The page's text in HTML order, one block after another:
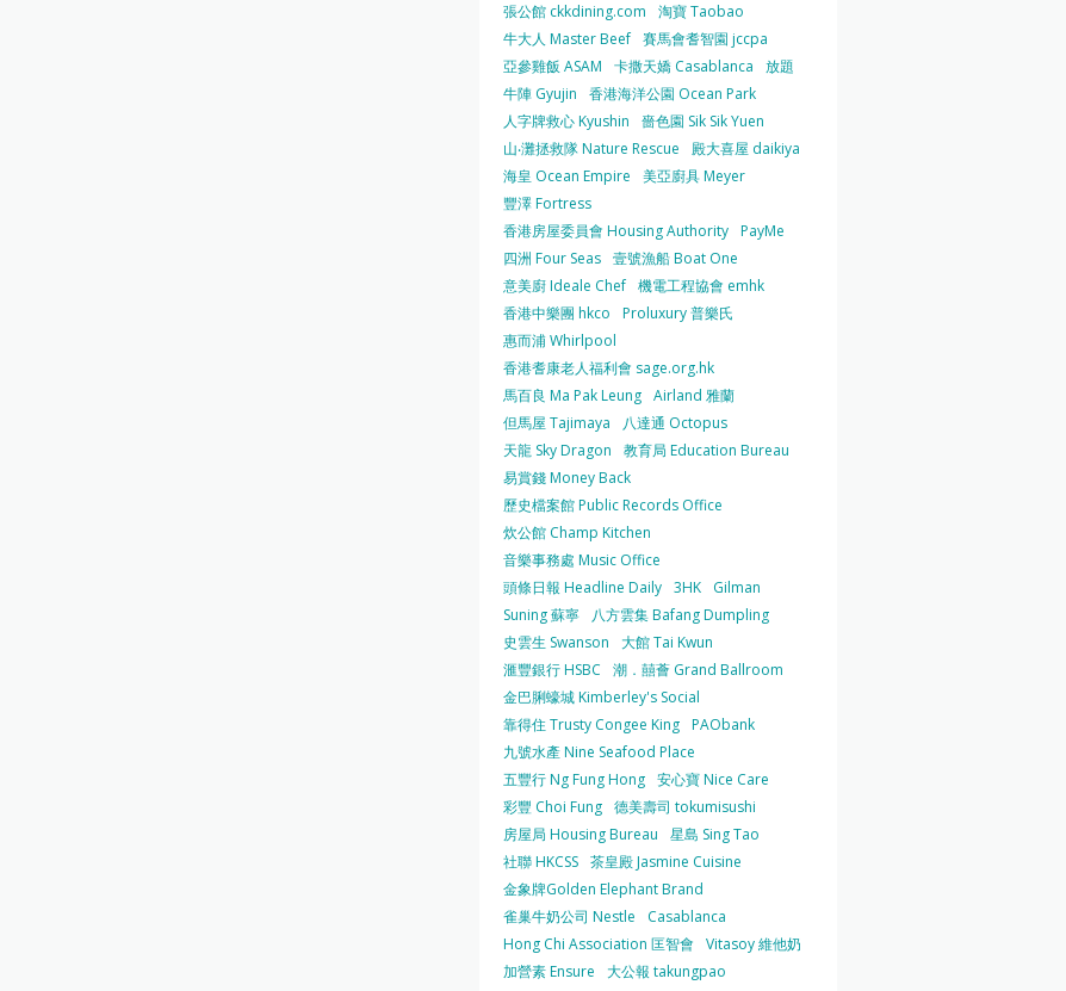
張公館 ckkdining.com
淘寶 Taobao
牛大人 Master Beef 賽馬會耆智園 jccpa
亞參雞飯 ASAM
卡撒天嬌 Casablanca
放題
牛陣 Gyujin
香港海洋公園 Ocean Park
人字牌救心 Kyushin
嗇色園 Sik Sik Yuen
山‧灘拯救隊 Nature Rescue
殿大喜屋 daikiya
海皇 Ocean Empire
美亞廚具 Meyer
豐澤 Fortress
香港房屋委員會 Housing Authority PayMe
四洲 Four Seas 壹號漁船 Boat One
意美廚 Ideale Chef 機電工程協會 emhk
香港中樂團 hkco
Proluxury 普樂氏
惠而浦 Whirlpool
香港耆康老人福利會 sage.org.hk
馬百良 Ma Pak Leung Airland 雅蘭
但馬屋 Tajimaya
八達通 Octopus
天龍 Sky Dragon
教育局 Education Bureau
易賞錢 Money Back
歷史檔案館 Public Records Office
炊公館 Champ Kitchen
音樂事務處 Music Office
頭條日報 Headline Daily 3HK
Gilman
Suning 蘇寧
八方雲集 Bafang Dumpling
史雲生 Swanson
大館 Tai Kwun
滙豐銀行 HSBC
潮．囍薈 Grand Ballroom
金巴脷蠔城 Kimberley's Social
靠得住 Trusty Congee King PAObank
九號水產 Nine Seafood Place
五豐行 Ng Fung Hong 安心寶 Nice Care
彩豐 Choi Fung 德美壽司 tokumisushi
房屋局 Housing Bureau
星島 Sing Tao
社聯 HKCSS 茶皇殿 Jasmine Cuisine
金象牌Golden Elephant Brand
雀巢牛奶公司 Nestle
Casablanca
Hong Chi Association 匡智會
Vitasoy 維他奶
加營素 Ensure
大公報 takungpao